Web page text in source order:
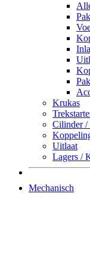
Krukas
Cilinder /
Uitlaat
Lagers /
Mechanisch